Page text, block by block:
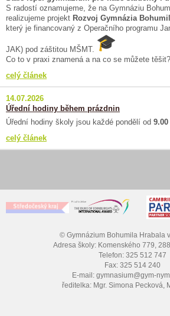
S radostí oznamujeme, že na Gymnáziu
realizujeme projekt Rozvoj Gymnázia
který je financovaný z Operačního programu
JAK) pod záštitou MŠMT.
Co to v praxi znamená a na co se můžete těšit?
celý článek
14.07.2026
Úřední hodiny během prázdnin
Úřední hodiny školy jsou každé pondělí od
celý článek
© Gymnázium Bohumila Hrabala
Adresa školy: Komenského 779,
Telefon: 325 512 747
Fax: 325 514 240
E-mail: gymnasium@gym-
ředitelka: Mgr. Simona Pecková,